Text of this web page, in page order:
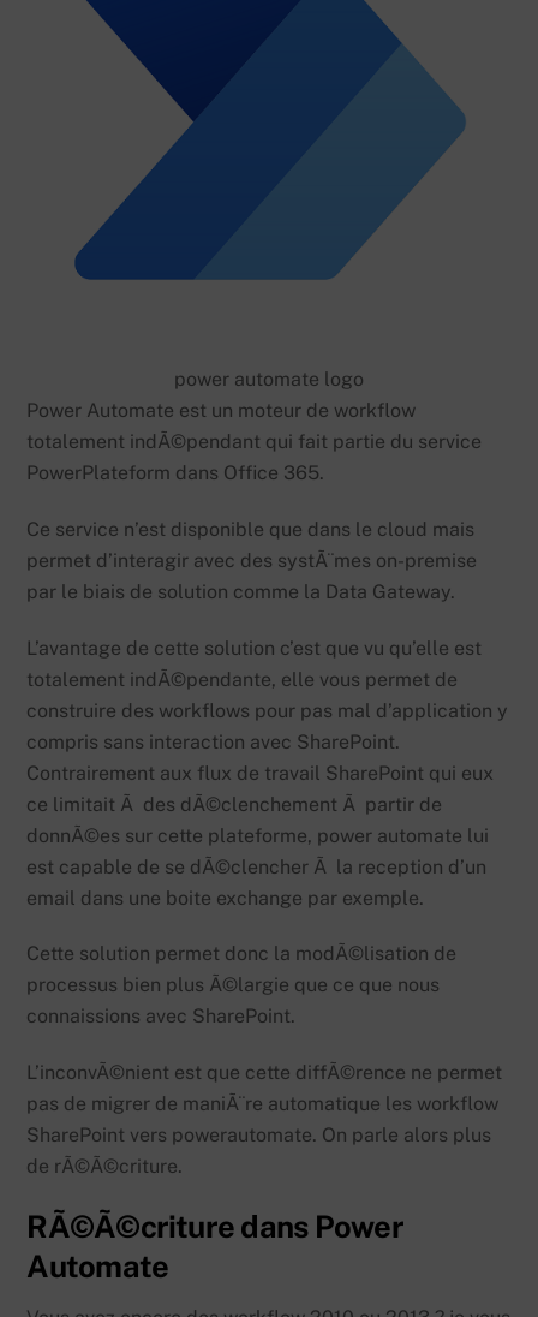
power automate logo
Power Automate est un moteur de workflow
totalement indÃ©pendant qui fait partie du service
PowerPlateform dans Office 365.
Ce service n’est disponible que dans le cloud mais
permet d’interagir avec des systÃ¨mes on-premise
par le biais de solution comme la Data Gateway.
L’avantage de cette solution c’est que vu qu’elle est
totalement indÃ©pendante, elle vous permet de
construire des workflows pour pas mal d’application y
compris sans interaction avec SharePoint.
Contrairement aux flux de travail SharePoint qui eux
ce limitait Ã des dÃ©clenchement Ã partir de
donnÃ©es sur cette plateforme, power automate lui
est capable de se dÃ©clencher Ã la reception d’un
email dans une boite exchange par exemple.
Cette solution permet donc la modÃ©lisation de
processus bien plus Ã©largie que ce que nous
connaissions avec SharePoint.
L’inconvÃ©nient est que cette diffÃ©rence ne permet
pas de migrer de maniÃ¨re automatique les workflow
SharePoint vers powerautomate. On parle alors plus
de rÃ©Ã©criture.
RÃ©Ã©criture dans Power
Automate